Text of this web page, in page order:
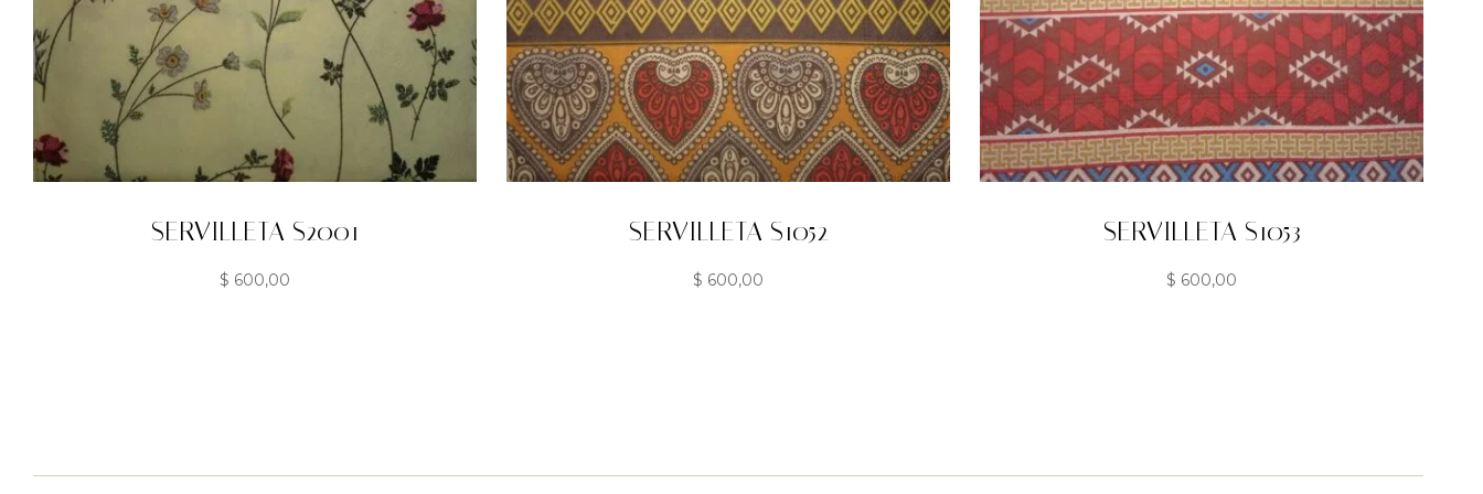
SERVILLETA S2001
$ 600,00
SERVILLETA S1052
$ 600,00
SERVILLETA S1053
$ 600,00